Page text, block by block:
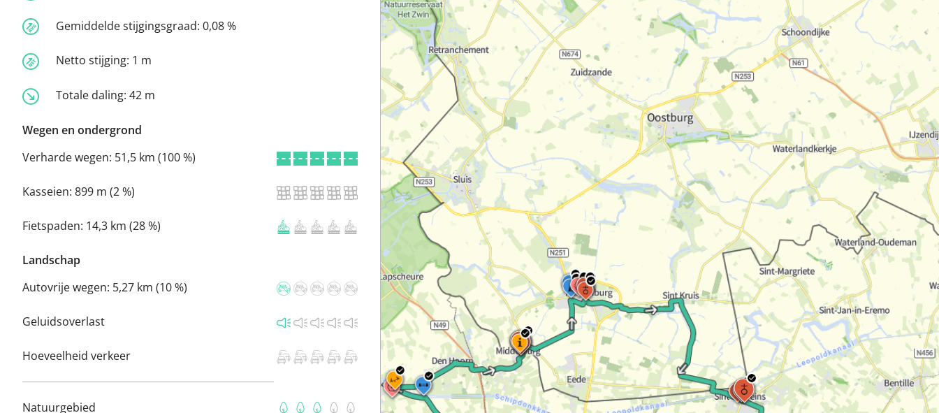
Gemiddelde stijgingsgraad: 0,08 %
Netto stijging: 1 m
Totale daling: 42 m
Wegen en ondergrond
Verharde wegen: 51,5 km (100 %)
Kasseien: 899 m (2 %)
Fietspaden: 14,3 km (28 %)
Landschap
Autovrije wegen: 5,27 km (10 %)
Geluidsoverlast
Hoeveelheid verkeer
Natuurgebied